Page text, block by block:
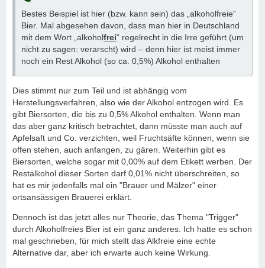
Bestes Beispiel ist hier (bzw. kann sein) das „alkoholfreie“
Bier. Mal abgesehen davon, dass man hier in Deutschland
mit dem Wort „alkoholfrei“ regelrecht in die Irre geführt (um
nicht zu sagen: verarscht) wird – denn hier ist meist immer
noch ein Rest Alkohol (so ca. 0,5%) Alkohol enthalten
Dies stimmt nur zum Teil und ist abhängig vom
Herstellungsverfahren, also wie der Alkohol entzogen wird. Es
gibt Biersorten, die bis zu 0,5% Alkohol enthalten. Wenn man
das aber ganz kritisch betrachtet, dann müsste man auch auf
Apfelsaft und Co. verzichten, weil Fruchtsäfte können, wenn sie
offen stehen, auch anfangen, zu gären. Weiterhin gibt es
Biersorten, welche sogar mit 0,00% auf dem Etikett werben. Der
Restalkohol dieser Sorten darf 0,01% nicht überschreiten, so
hat es mir jedenfalls mal ein "Brauer und Mälzer" einer
ortsansässigen Brauerei erklärt.
Dennoch ist das jetzt alles nur Theorie, das Thema "Trigger"
durch Alkoholfreies Bier ist ein ganz anderes. Ich hatte es schon
mal geschrieben, für mich stellt das Alkfreie eine echte
Alternative dar, aber ich erwarte auch keine Wirkung.